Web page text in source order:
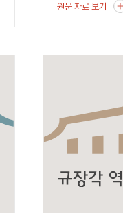
원문 자료 보기